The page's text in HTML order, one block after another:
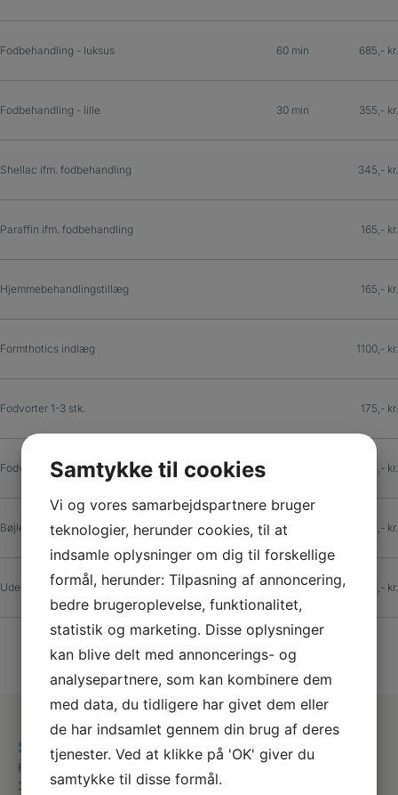
Fodbehandling - luksus 60 min 685,- kr.
Fodbehandling - lille 30 min 355,- kr.
Shellac ifm. fodbehandling 345,- kr.
Paraffin ifm. fodbehandling 165,- kr.
Hjemmebehandlingstillæg 165,- kr.
Formthotics indlæg 1100,- kr.
Fodvorter 1-3 stk. 175,- kr.
Fodvorter mere end 3 355,- kr.
Bøjlebehandling uden henvisning 355,- kr.
Udeblivelsesgebyr 275,- kr.
Skævinge Fodterapi
Hovedgaden 18B
3320 Skævinge
Samtykke til cookies
Vi og vores samarbejdspartnere bruger
teknologier, herunder cookies, til at
indsamle oplysninger om dig til forskellige
formål, herunder: Tilpasning af annoncering,
bedre brugeroplevelse, funktionalitet,
statistik og marketing. Disse oplysninger
kan blive delt med annoncerings- og
analysepartnere, som kan kombinere dem
med data, du tidligere har givet dem eller
de har indsamlet gennem din brug af deres
tjenester. Ved at klikke på 'OK' giver du
samtykke til disse formål.